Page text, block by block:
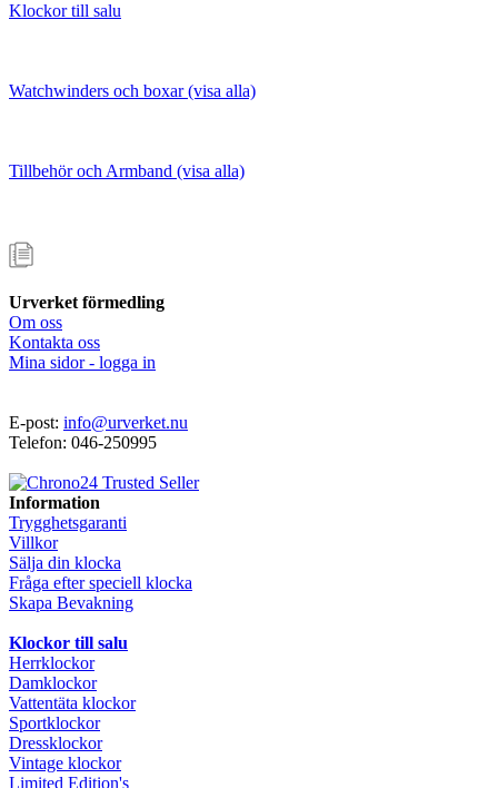
Klockor till salu
Watchwinders och boxar (visa alla)
Tillbehör och Armband (visa alla)
Urverket förmedling
Om oss
Kontakta oss
Mina sidor - logga in
E-post: info@urverket.nu
Telefon: 046-250995
Information
Trygghetsgaranti
Villkor
Sälja din klocka
Fråga efter speciell klocka
Skapa Bevakning
Klockor till salu
Herrklockor
Damklockor
Vattentäta klockor
Sportklockor
Dressklockor
Vintage klockor
Limited Edition's